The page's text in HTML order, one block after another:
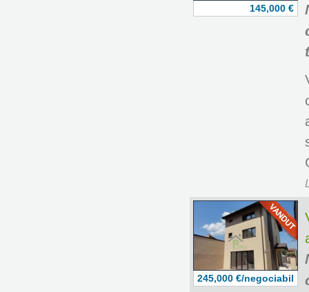
145,000 €
245,000 €/negociabil